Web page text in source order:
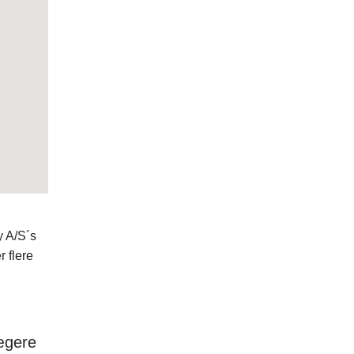
S´s
flere